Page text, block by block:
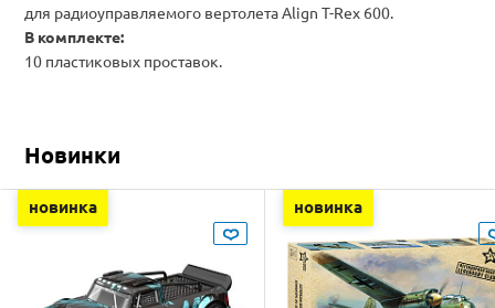
для радиоуправляемого вертолета Align T-Rex 600.
В комплекте:
10 пластиковых проставок.
Новинки
новинка новинка